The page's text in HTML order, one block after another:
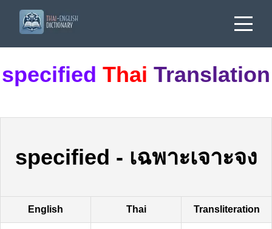
specified Thai Translation
specified - เฉพาะเจาะจง
English Thai Transliteration